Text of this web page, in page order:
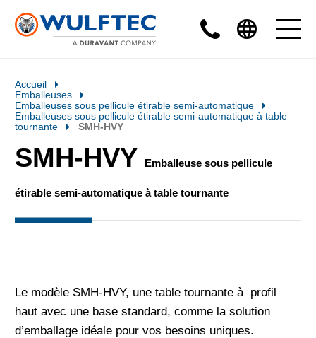
Accueil
Emballeuses
Emballeuses sous pellicule étirable semi-automatique
Emballeuses sous pellicule étirable semi-automatique à table
tournante
SMH-HVY
SMH-HVY Emballeuse sous pellicule
étirable semi-automatique à table tournante
Le modèle SMH-HVY, une table tournante à profil
haut avec une base standard, comme la solution
d’emballage idéale pour vos besoins uniques.